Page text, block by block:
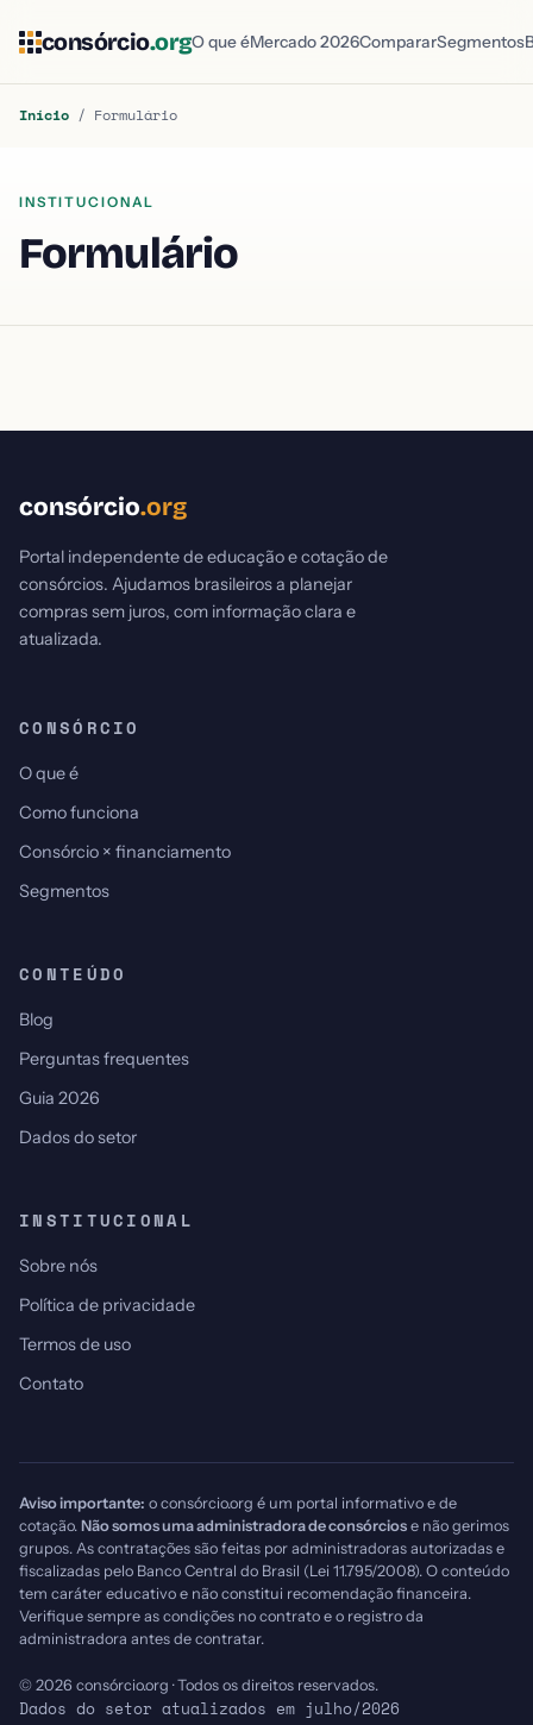
consórcio.orgO que éMercado 2026CompararSegmentos
Início / Formulário
INSTITUCIONAL
Formulário
consórcio.org
Portal independente de educação e cotação de
consórcios. Ajudamos brasileiros a planejar
compras sem juros, com informação clara e
atualizada.
CONSÓRCIO
O que é
Como funciona
Consórcio × financiamento
Segmentos
CONTEÚDO
Blog
Perguntas frequentes
Guia 2026
Dados do setor
INSTITUCIONAL
Sobre nós
Política de privacidade
Termos de uso
Contato
Aviso importante: o consórcio.org é um portal informativo e de
cotação. Não somos uma administradora de consórcios e não gerimos
grupos. As contratações são feitas por administradoras autorizadas e
fiscalizadas pelo Banco Central do Brasil (Lei 11.795/2008). O conteúdo
tem caráter educativo e não constitui recomendação financeira.
Verifique sempre as condições no contrato e o registro da
administradora antes de contratar.
© 2026 consórcio.org · Todos os direitos reservados.
Dados do setor atualizados em julho/2026